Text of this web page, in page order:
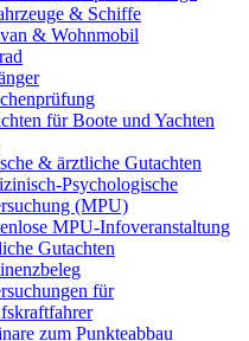
& Schiffe
& Wohnmobil
für Boote und Yachten
& ärztliche Gutachten
Psychologische
(MPU)
MPU-Infoveranstaltung
Gutachten
für
zum Punkteabbau